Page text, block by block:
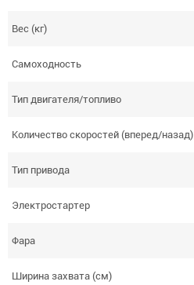
Вес (кг)
Самоходность
Тип двигателя/топливо
Количество скоростей (вперед/назад)
Тип привода
Электростартер
Фара
Ширина захвата (см)